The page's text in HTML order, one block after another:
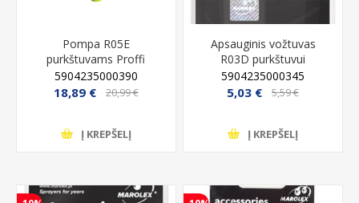
Pompa R05E
purkštuvams Proffi
Marolex
5904235000390
18,89 € 20,99 €
Į KREPŠELĮ
Apsauginis vožtuvas
R03D purkštuvui
MAROLEX
5904235000345
5,03 € 5,59 €
Į KREPŠELĮ